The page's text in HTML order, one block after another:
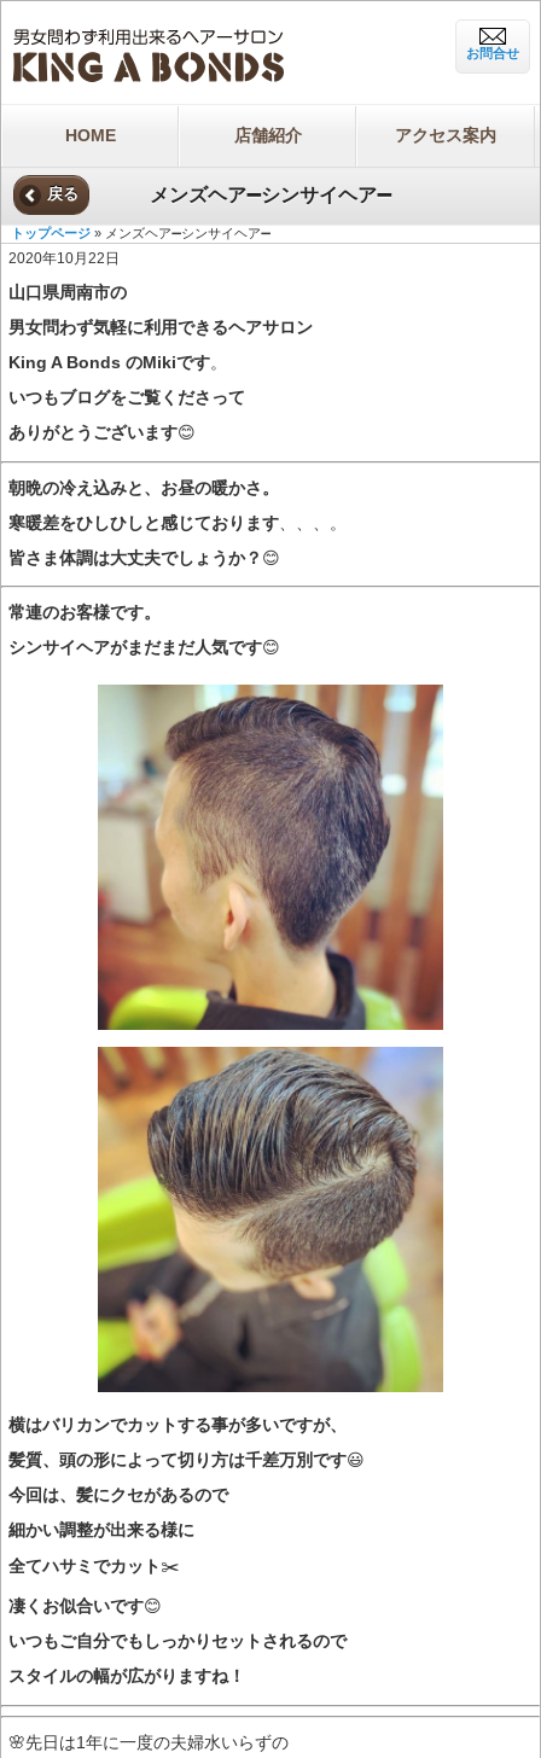
お問合せ
HOME 店舗紹介 アクセス案内
戻る メンズヘア➖シンサイヘア➖
トップページ » メンズヘア➖シンサイヘア➖
2020年10月22日
山口県周南市の
男女問わず気軽に利用できるヘアサロン
King A Bonds のMikiです。
いつもブログをご覧くださって
ありがとうございます😊
朝晩の冷え込みと、お昼の暖かさ。
寒暖差をひしひしと感じております 、、、。
皆さま体調は大丈夫でしょうか？ 😊
常連のお客様です。
シンサイヘアがまだまだ人気です😊
横はバリカンでカットする事が多いですが、
髪質、頭の形によって切り方は千差万別です😃
今回は、髪にクセがあるので
細かい調整が出来る様に
全てハサミでカット✂️
凄くお似合いです😊
いつもご自分でもしっかりセットされるので
スタイルの幅が広がりますね！
🌸先日は1年に一度の夫婦水いらずの